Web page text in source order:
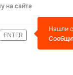
на сайте
ENTER
Нашли